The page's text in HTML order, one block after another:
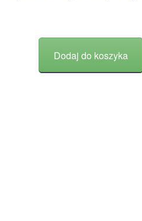
Dodaj do koszyka